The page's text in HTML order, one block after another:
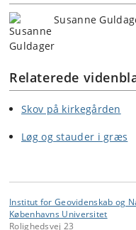
Susanne
Relaterede
Skov på kirkegården
Løg og stauder i græs
Institut for Geovidenskab og
Københavns Universitet
Rolighedsvej 23